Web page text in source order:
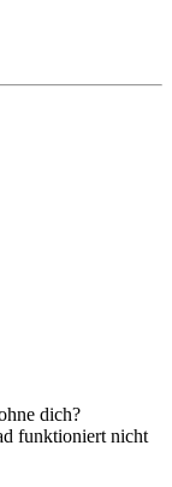
dich?
funktioniert nicht